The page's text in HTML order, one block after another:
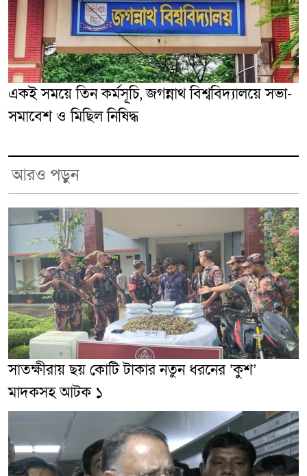
একই সময়ে তিন কর্মসূচি, জগন্নাথ বিশ্ববিদ্যালয়ে সভা-
সমাবেশ ও মিছিল নিষিদ্ধ
আরও পড়ুন
সাতক্ষীরায় ছয় কোটি টাকার নতুন ধরনের ‘কুশ’
মাদকসহ আটক ১